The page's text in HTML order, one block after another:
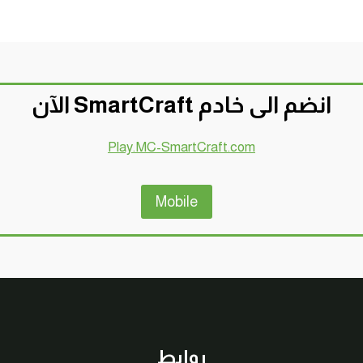
انضم الى خادم SmartCraft الآن
Play.MC-SmartCraft.com
Mobile
روابط